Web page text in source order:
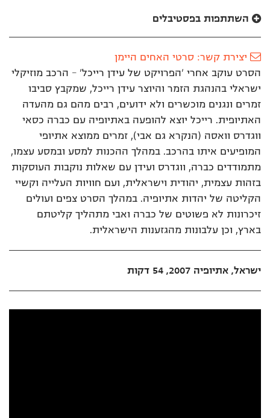
השתתפות בפסטיבלים
יצירת קשר: סרטי האחים היימן
הסרט עוקב אחרי 'הפרויקט של עידן רייכל' – הרכב מוזיקלי
ישראלי בהנהגת הזמר והיוצר עידן רייכל, שמקבץ סביבו
זמרים ונגנים מוכשרים ולא ידועים, רבים מהם גם מהעדה
האתיופית. רייכל יוצא להופעה באתיופיה עם כברה כסאי
ווגדרס וואסה (הנקרא גם אבי), זמרים ממוצא אתיופי
המופיעים איתו בהרכב. במהלך ההכנות למסע ובמסע עצמו,
מתמודדים כברה, ווגדרס ועידן עם שאלות נוקבות העוסקות
בזהות עצמית, יהודית וישראלית, ועם חוויות העלייה וקשיי
הקליטה של יהדות אתיופיה. במהלך הסרט צפים ועולים
זיכרונות לא פשוטים של כברה ואבי מתהליך קליטתם
בארץ, וכן עלבונות מהגזענות הישראלית.
ישראל, אתיופיה 2007, 54 דקות